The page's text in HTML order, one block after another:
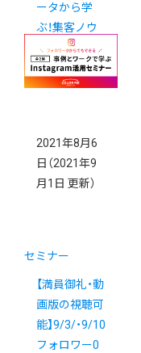
ータから学
ぶ！集客ノウ
ハウ勉強会
2021年8月6
日 （2021年9
月1日 更新）
セミナー
【満員御礼・動
画版の視聴可
能】9/3/・9/10
フォロワー0